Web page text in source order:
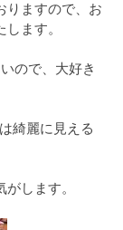
りますので、お
ます。
ので、大好き
綺麗に見える
します。